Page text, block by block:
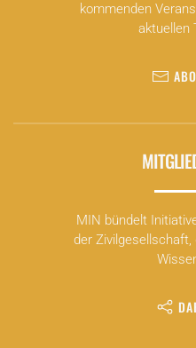
kommenden
aktuellen
MIN bündelt
der